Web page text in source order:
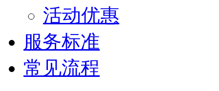
活动优惠
服务标准
常见流程